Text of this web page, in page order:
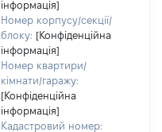
інформація]
Номер корпусу/секції/
блоку: [Конфіденційна
інформація]
Номер квартири/
кімнати/гаражу:
[Конфіденційна
інформація]
Кадастровий номер: